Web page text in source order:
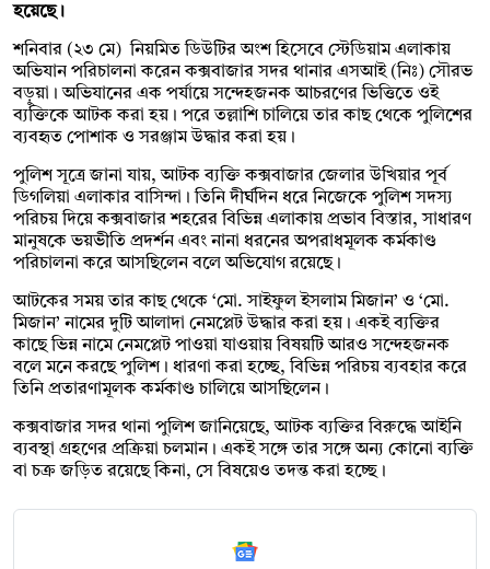
হয়েছে।
শনিবার (২৩ মে) নিয়মিত ডিউটির অংশ হিসেবে স্টেডিয়াম এলাকায়
অভিযান পরিচালনা করেন কক্সবাজার সদর থানার এসআই (নিঃ) সৌরভ
বড়ুয়া। অভিযানের এক পর্যায়ে সন্দেহজনক আচরণের ভিত্তিতে ওই
ব্যক্তিকে আটক করা হয়। পরে তল্লাশি চালিয়ে তার কাছ থেকে পুলিশের
ব্যবহৃত পোশাক ও সরঞ্জাম উদ্ধার করা হয়।
পুলিশ সূত্রে জানা যায়, আটক ব্যক্তি কক্সবাজার জেলার উখিয়ার পূর্ব
ডিগলিয়া এলাকার বাসিন্দা। তিনি দীর্ঘদিন ধরে নিজেকে পুলিশ সদস্য
পরিচয় দিয়ে কক্সবাজার শহরের বিভিন্ন এলাকায় প্রভাব বিস্তার, সাধারণ
মানুষকে ভয়ভীতি প্রদর্শন এবং নানা ধরনের অপরাধমূলক কর্মকাণ্ড
পরিচালনা করে আসছিলেন বলে অভিযোগ রয়েছে।
আটকের সময় তার কাছ থেকে ‘মো. সাইফুল ইসলাম মিজান’ ও ‘মো.
মিজান’ নামের দুটি আলাদা নেমপ্লেট উদ্ধার করা হয়। একই ব্যক্তির
কাছে ভিন্ন নামে নেমপ্লেট পাওয়া যাওয়ায় বিষয়টি আরও সন্দেহজনক
বলে মনে করছে পুলিশ। ধারণা করা হচ্ছে, বিভিন্ন পরিচয় ব্যবহার করে
তিনি প্রতারণামূলক কর্মকাণ্ড চালিয়ে আসছিলেন।
কক্সবাজার সদর থানা পুলিশ জানিয়েছে, আটক ব্যক্তির বিরুদ্ধে আইনি
ব্যবস্থা গ্রহণের প্রক্রিয়া চলমান। একই সঙ্গে তার সঙ্গে অন্য কোনো ব্যক্তি
বা চক্র জড়িত রয়েছে কিনা, সে বিষয়েও তদন্ত করা হচ্ছে।